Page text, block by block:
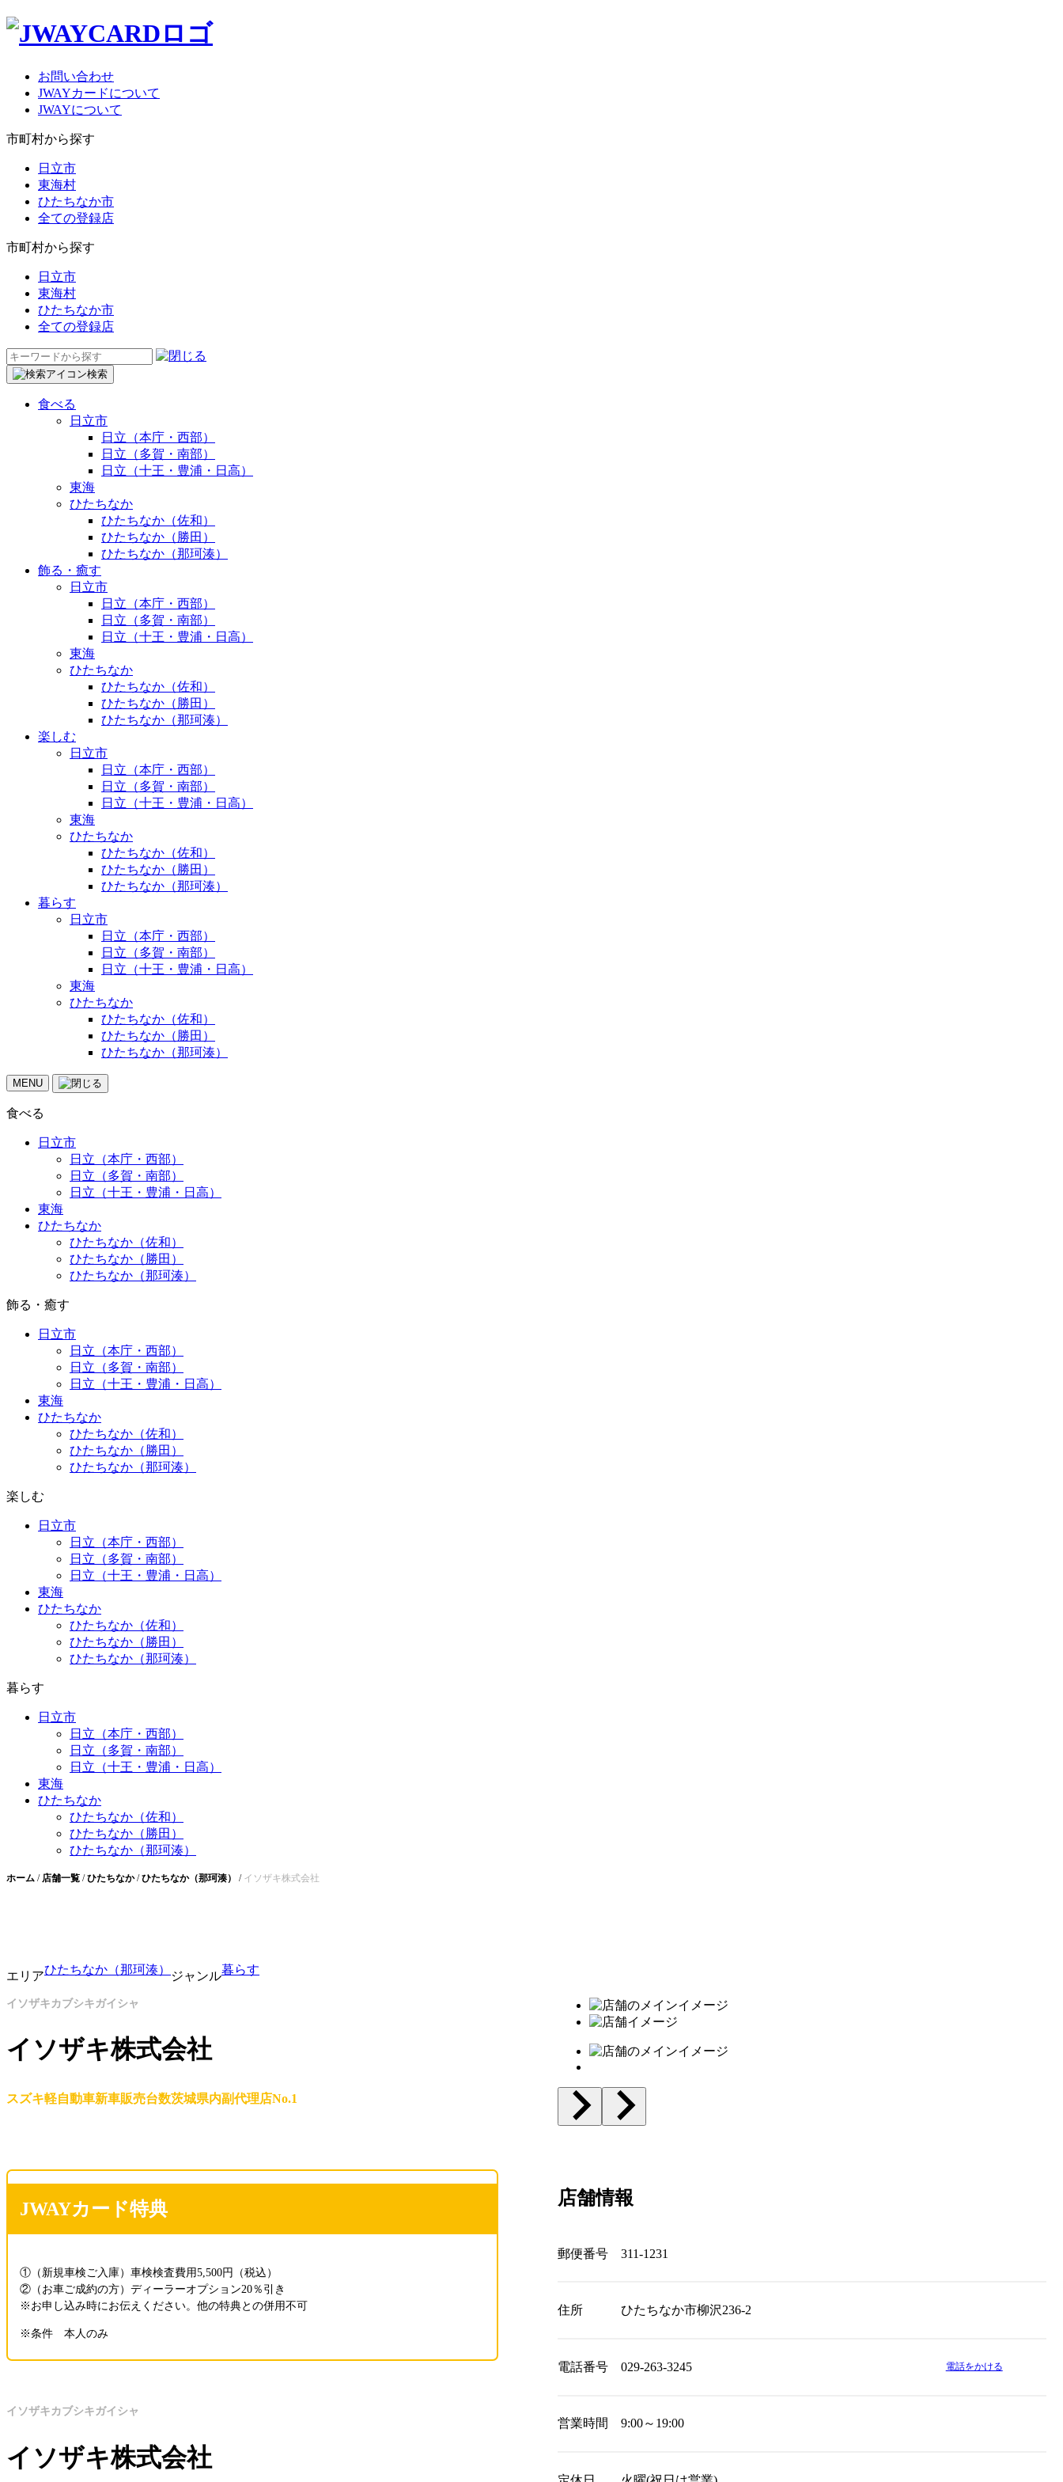
お問い合わせ
JWAYカードについて
JWAYについて
市町村から探す
日立市
東海村
ひたちなか市
全ての登録店
市町村から探す
日立市
東海村
ひたちなか市
全ての登録店
検
索:
検索
食べる
日立市
日立（本庁・西部）
日立（多賀・南部）
日立（十王・豊浦・日高）
東海
ひたちなか
ひたちなか（佐和）
ひたちなか（勝田）
ひたちなか（那珂湊）
飾る・癒す
日立市
日立（本庁・西部）
日立（多賀・南部）
日立（十王・豊浦・日高）
東海
ひたちなか
ひたちなか（佐和）
ひたちなか（勝田）
ひたちなか（那珂湊）
楽しむ
日立市
日立（本庁・西部）
日立（多賀・南部）
日立（十王・豊浦・日高）
東海
ひたちなか
ひたちなか（佐和）
ひたちなか（勝田）
ひたちなか（那珂湊）
暮らす
日立市
日立（本庁・西部）
日立（多賀・南部）
日立（十王・豊浦・日高）
東海
ひたちなか
ひたちなか（佐和）
ひたちなか（勝田）
ひたちなか（那珂湊）
MENU
食べる
日立市
日立（本庁・西部）
日立（多賀・南部）
日立（十王・豊浦・日高）
東海
ひたちなか
ひたちなか（佐和）
ひたちなか（勝田）
ひたちなか（那珂湊）
飾る・癒す
日立市
日立（本庁・西部）
日立（多賀・南部）
日立（十王・豊浦・日高）
東海
ひたちなか
ひたちなか（佐和）
ひたちなか（勝田）
ひたちなか（那珂湊）
楽しむ
日立市
日立（本庁・西部）
日立（多賀・南部）
日立（十王・豊浦・日高）
東海
ひたちなか
ひたちなか（佐和）
ひたちなか（勝田）
ひたちなか（那珂湊）
暮らす
日立市
日立（本庁・西部）
日立（多賀・南部）
日立（十王・豊浦・日高）
東海
ひたちなか
ひたちなか（佐和）
ひたちなか（勝田）
ひたちなか（那珂湊）
ホーム / 店舗一覧 /ひたちなか/ひたちなか（那珂湊） / イソザキ株式会社
エリアひたちなか（那珂湊） ジャンル暮らす
イソザキカブシキガイシャ
イソザキ株式会社
スズキ軽自動車新車販売台数茨城県内副代理店No.1
JWAYカード特典
①（新規車検ご入庫）車検検査費用5,500円（税込）
②（お車ご成約の方）ディーラーオプション20％引き
※お申し込み時にお伝えください。他の特典との併用不可
※条件 本人のみ
イソザキカブシキガイシャ
イソザキ株式会社
店舗情報
郵便番号 311-1231
住所 ひたちなか市柳沢236-2
電話番号 029-263-3245 電話をかける
営業時間 9:00～19:00